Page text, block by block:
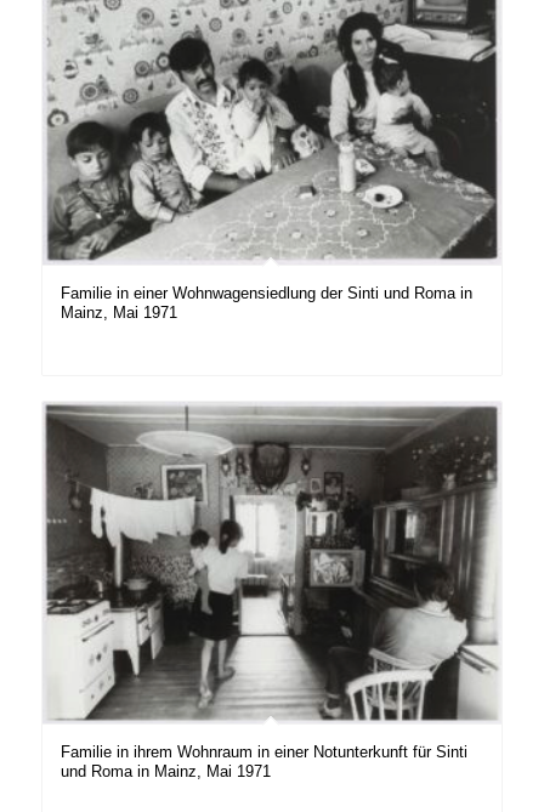
Familie in einer Wohnwagensiedlung der Sinti und Roma in
Mainz, Mai 1971
Familie in ihrem Wohnraum in einer Notunterkunft für Sinti
und Roma in Mainz, Mai 1971